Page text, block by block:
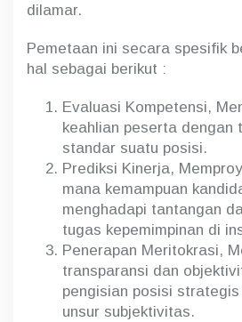
dilamar.
Pemetaan ini secara spesifik
hal sebagai berikut :
Evaluasi Kompetensi,
keahlian peserta dengan
standar suatu posisi.
Prediksi Kinerja,
mana kemampuan
menghadapi tantangan
tugas kepemimpinan di
Penerapan Meritokrasi,
transparansi dan
pengisian posisi
unsur subjektivitas.